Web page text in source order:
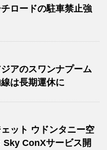
ロードの駐車禁止強
アのスワンナプーム
は長期運休に
ット ウドンタニー空
Sky ConXサービス開